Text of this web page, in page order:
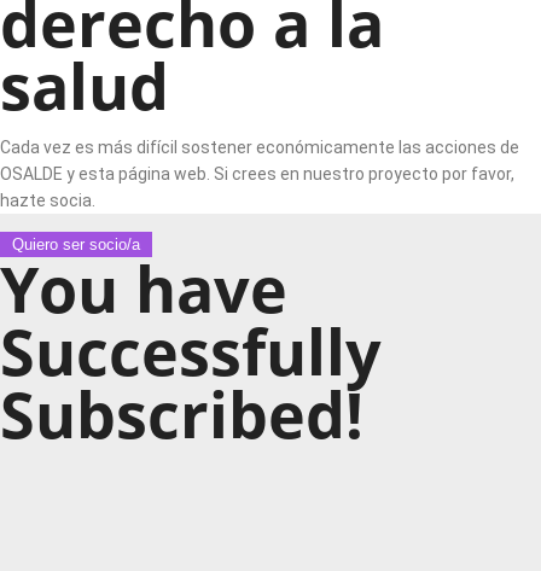
derecho a la
salud
Cada vez es más difícil sostener económicamente las acciones de
OSALDE y esta página web. Si crees en nuestro proyecto por favor,
hazte socia.
Quiero ser socio/a
You have
Successfully
Subscribed!